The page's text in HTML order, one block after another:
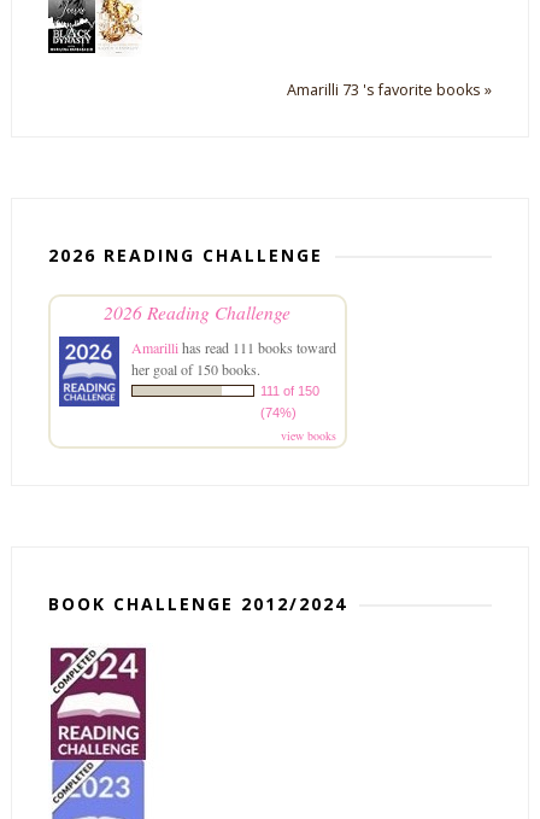
Amarilli 73 's favorite books »
2026 READING CHALLENGE
2026 Reading Challenge
Amarillihas read 111 books toward
her goal of 150 books.
111 of 150
(74%)
view books
BOOK CHALLENGE 2012/2024